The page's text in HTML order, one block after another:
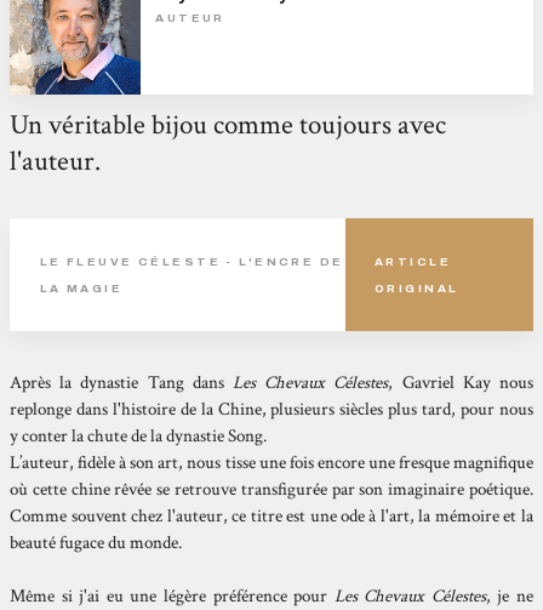
AUTEUR
Un véritable bijou comme toujours avec
l'auteur.
LE FLEUVE CÉLESTE - L'ENCRE DE
LA MAGIE
ARTICLE
ORIGINAL
Après la dynastie Tang dans Les Chevaux Célestes, Gavriel Kay nous
replonge dans l'histoire de la Chine, plusieurs siècles plus tard, pour nous
y conter la chute de la dynastie Song.
L’auteur, fidèle à son art, nous tisse une fois encore une fresque magnifique
où cette chine rêvée se retrouve transfigurée par son imaginaire poétique.
Comme souvent chez l'auteur, ce titre est une ode à l'art, la mémoire et la
beauté fugace du monde.
Même si j'ai eu une légère préférence pour Les Chevaux Célestes, je ne